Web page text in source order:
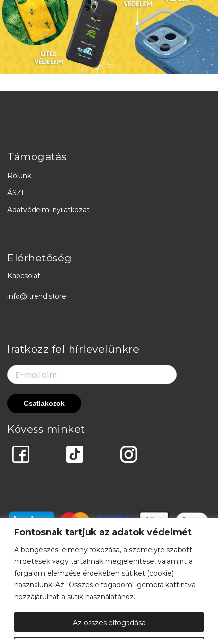
Fontosnak tartjuk az adatok védelmét
A böngészési élmény fokozása, a személyre szabott
hirdetések vagy tartalmak megjelenítése, valamint a
forgalom elemzése érdekében sütiket (cookie)
használunk. Az "Összes elfogadom" gombra kattintva
hozzájárulhat a sütik használatához.
Az összes elfogadása
Támogatás
Rólunk
ÁSZF
Adatvédelmi nyilatkozat
Elérhetőség
Kapcsolat
info@itrend.store
Iratkozz fel hírlevelünkre
Kövess minket